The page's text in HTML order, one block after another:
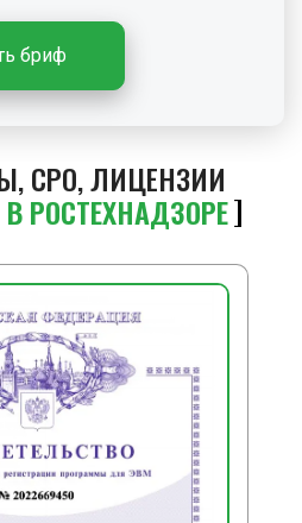
бриф
СРО, ЛИЦЕНЗИИ
РОСТЕХНАДЗОРЕ